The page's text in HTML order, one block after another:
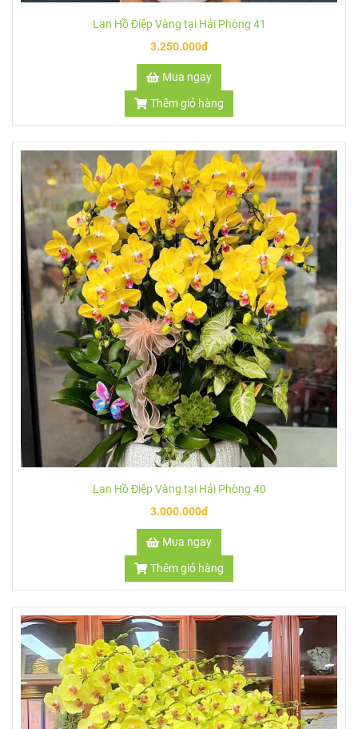
Lan Hồ Điệp Vàng tại Hải Phòng 41
3.250.000đ
Mua ngay
Thêm giỏ hàng
Lan Hồ Điệp Vàng tại Hải Phòng 40
3.000.000đ
Mua ngay
Thêm giỏ hàng